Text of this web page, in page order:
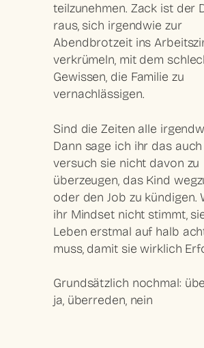
teilzunehmen. Zack ist der
raus, sich irgendwie zur
Abendbrotzeit ins
verkrümeln, mit dem
Gewissen, die Familie zu
vernachlässigen.
Sind die Zeiten alle
Dann sage ich ihr das
versuch sie nicht davon zu
überzeugen, das Kind
oder den Job zu kündigen.
ihr Mindset nicht stimmt,
Leben erstmal auf halb
muss, damit sie wirklich
Grundsätzlich nochmal:
ja, überreden, nein